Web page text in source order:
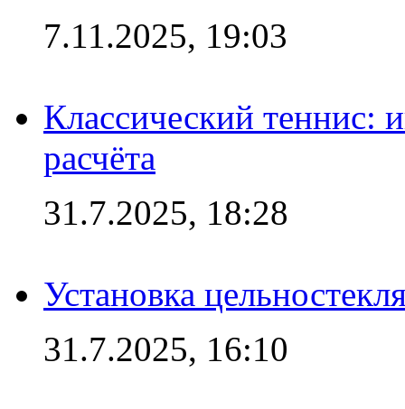
7.11.2025, 19:03
Классический теннис:
расчёта
31.7.2025, 18:28
Установка
31.7.2025, 16:10